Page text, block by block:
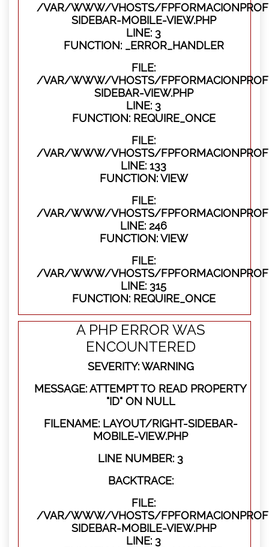
/VAR/WWW/VHOSTS/
SIDEBAR-MOBILE-VIEW.PHP
LINE: 3
FUNCTION: _ERROR_HANDLER
FILE:
/VAR/WWW/VHOSTS/
SIDEBAR-VIEW.PHP
LINE: 3
FUNCTION: REQUIRE_ONCE
FILE:
/VAR/WWW/VHOSTS/
LINE: 133
FUNCTION: VIEW
FILE:
/VAR/WWW/VHOSTS/
LINE: 246
FUNCTION: VIEW
FILE:
/VAR/WWW/VHOSTS/
LINE: 315
FUNCTION: REQUIRE_ONCE
A PHP ERROR WAS
ENCOUNTERED
SEVERITY: WARNING
MESSAGE: ATTEMPT TO READ PROPERTY
"ID" ON NULL
FILENAME: LAYOUT/RIGHT-SIDEBAR-
MOBILE-VIEW.PHP
LINE NUMBER: 3
BACKTRACE:
FILE:
/VAR/WWW/VHOSTS/
SIDEBAR-MOBILE-VIEW.PHP
LINE: 3